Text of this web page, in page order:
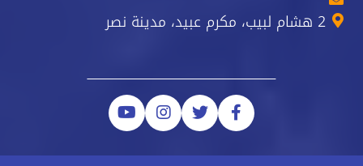
2 هشام لبيب، مكرم عبيد، مدينة نصر